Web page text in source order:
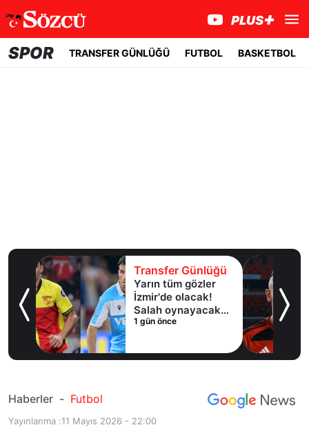
SPOR TRANSFER GÜNLÜĞÜ FUTBOL BASKETBOL
Transfer Günlüğü
Yarın tüm gözler
İzmir'de olacak!
Salah oynayacak
mı?
1 gün önce
Haberler - Futbol
Yayınlanma :11 Mayıs 2026 - 22:00